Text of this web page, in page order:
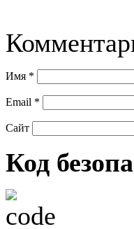
Имя *
Email *
Сайт
Код